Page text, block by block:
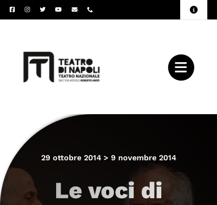
Salta
al
Toggle
29 ottobre 2014 > 9 novembre 2014
Le voci di